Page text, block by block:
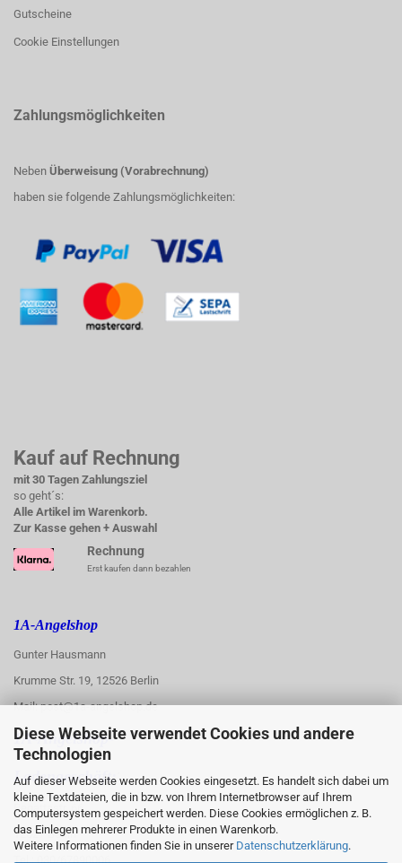
Diese Webseite verwendet Cookies und andere
Technologien
Auf dieser Webseite werden Cookies eingesetzt. Es handelt sich dabei um
kleine Textdateien, die in bzw. von Ihrem Internetbrowser auf Ihrem
Computersystem gespeichert werden. Diese Cookies ermöglichen z. B.
das Einlegen mehrerer Produkte in einen Warenkorb.
Weitere Informationen finden Sie in unserer Datenschutzerklärung.
Gutscheine
Cookie Einstellungen
Zahlungsmöglichkeiten
Neben Überweisung (Vorabrechnung)
haben sie folgende Zahlungsmöglichkeiten:
Kauf auf Rechnung
mit 30 Tagen Zahlungsziel
so geht´s:
Alle Artikel im Warenkorb.
Zur Kasse gehen + Auswahl
Rechnung
Erst kaufen dann bezahlen
1A-Angelshop
Gunter Hausmann
Krumme Str. 19, 12526 Berlin
Mail: post@1a-angelshop.de
1A-Angelshop-
Ladengeschäft::
Regattastr. 66
12527 Berlin
Tel.: 030/67890006